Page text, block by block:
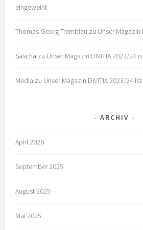
eingeweiht
Thomas-Georg Tremblau zu Unser Magazin
Sascha zu Unser Magazin DIVITIA 2023/24
Media zu Unser Magazin DIVITIA 2023/24
ARCHIV
April 2026
September 2025
August 2025
Mai 2025